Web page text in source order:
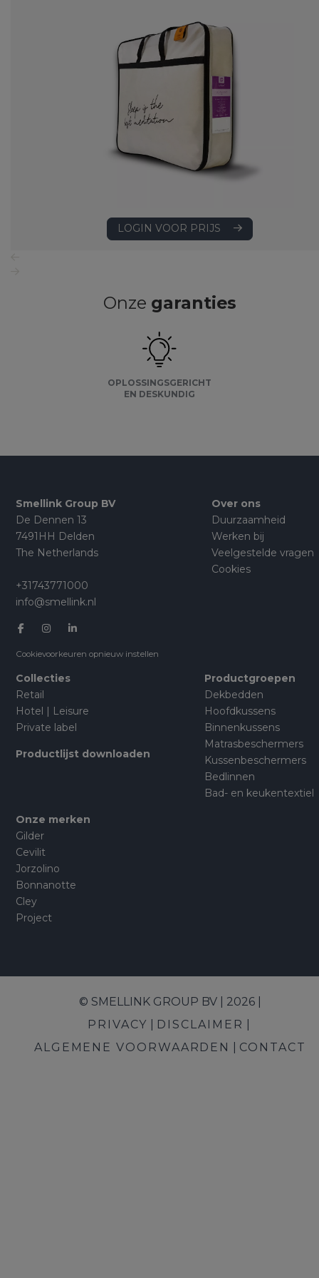
LOGIN VOOR PRIJS
Onze garanties
OPLOSSINGSGERICHT
EN DESKUNDIG
Smellink Group BV
De Dennen 13
7491HH Delden
The Netherlands
+31743771000
info@smellink.nl
Cookievoorkeuren opnieuw instellen
Over ons
Duurzaamheid
Werken bij
Veelgestelde vragen
Cookies
Collecties
Retail
Hotel | Leisure
Private label
Productlijst downloaden
Productgroepen
Dekbedden
Hoofdkussens
Binnenkussens
Matrasbeschermers
Kussenbeschermers
Bedlinnen
Bad- en keukentextiel
Onze merken
Gilder
Cevilit
Jorzolino
Bonnanotte
Cley
Project
© SMELLINK GROUP BV | 2026 |
PRIVACY
DISCLAIMER
ALGEMENE VOORWAARDEN
CONTACT